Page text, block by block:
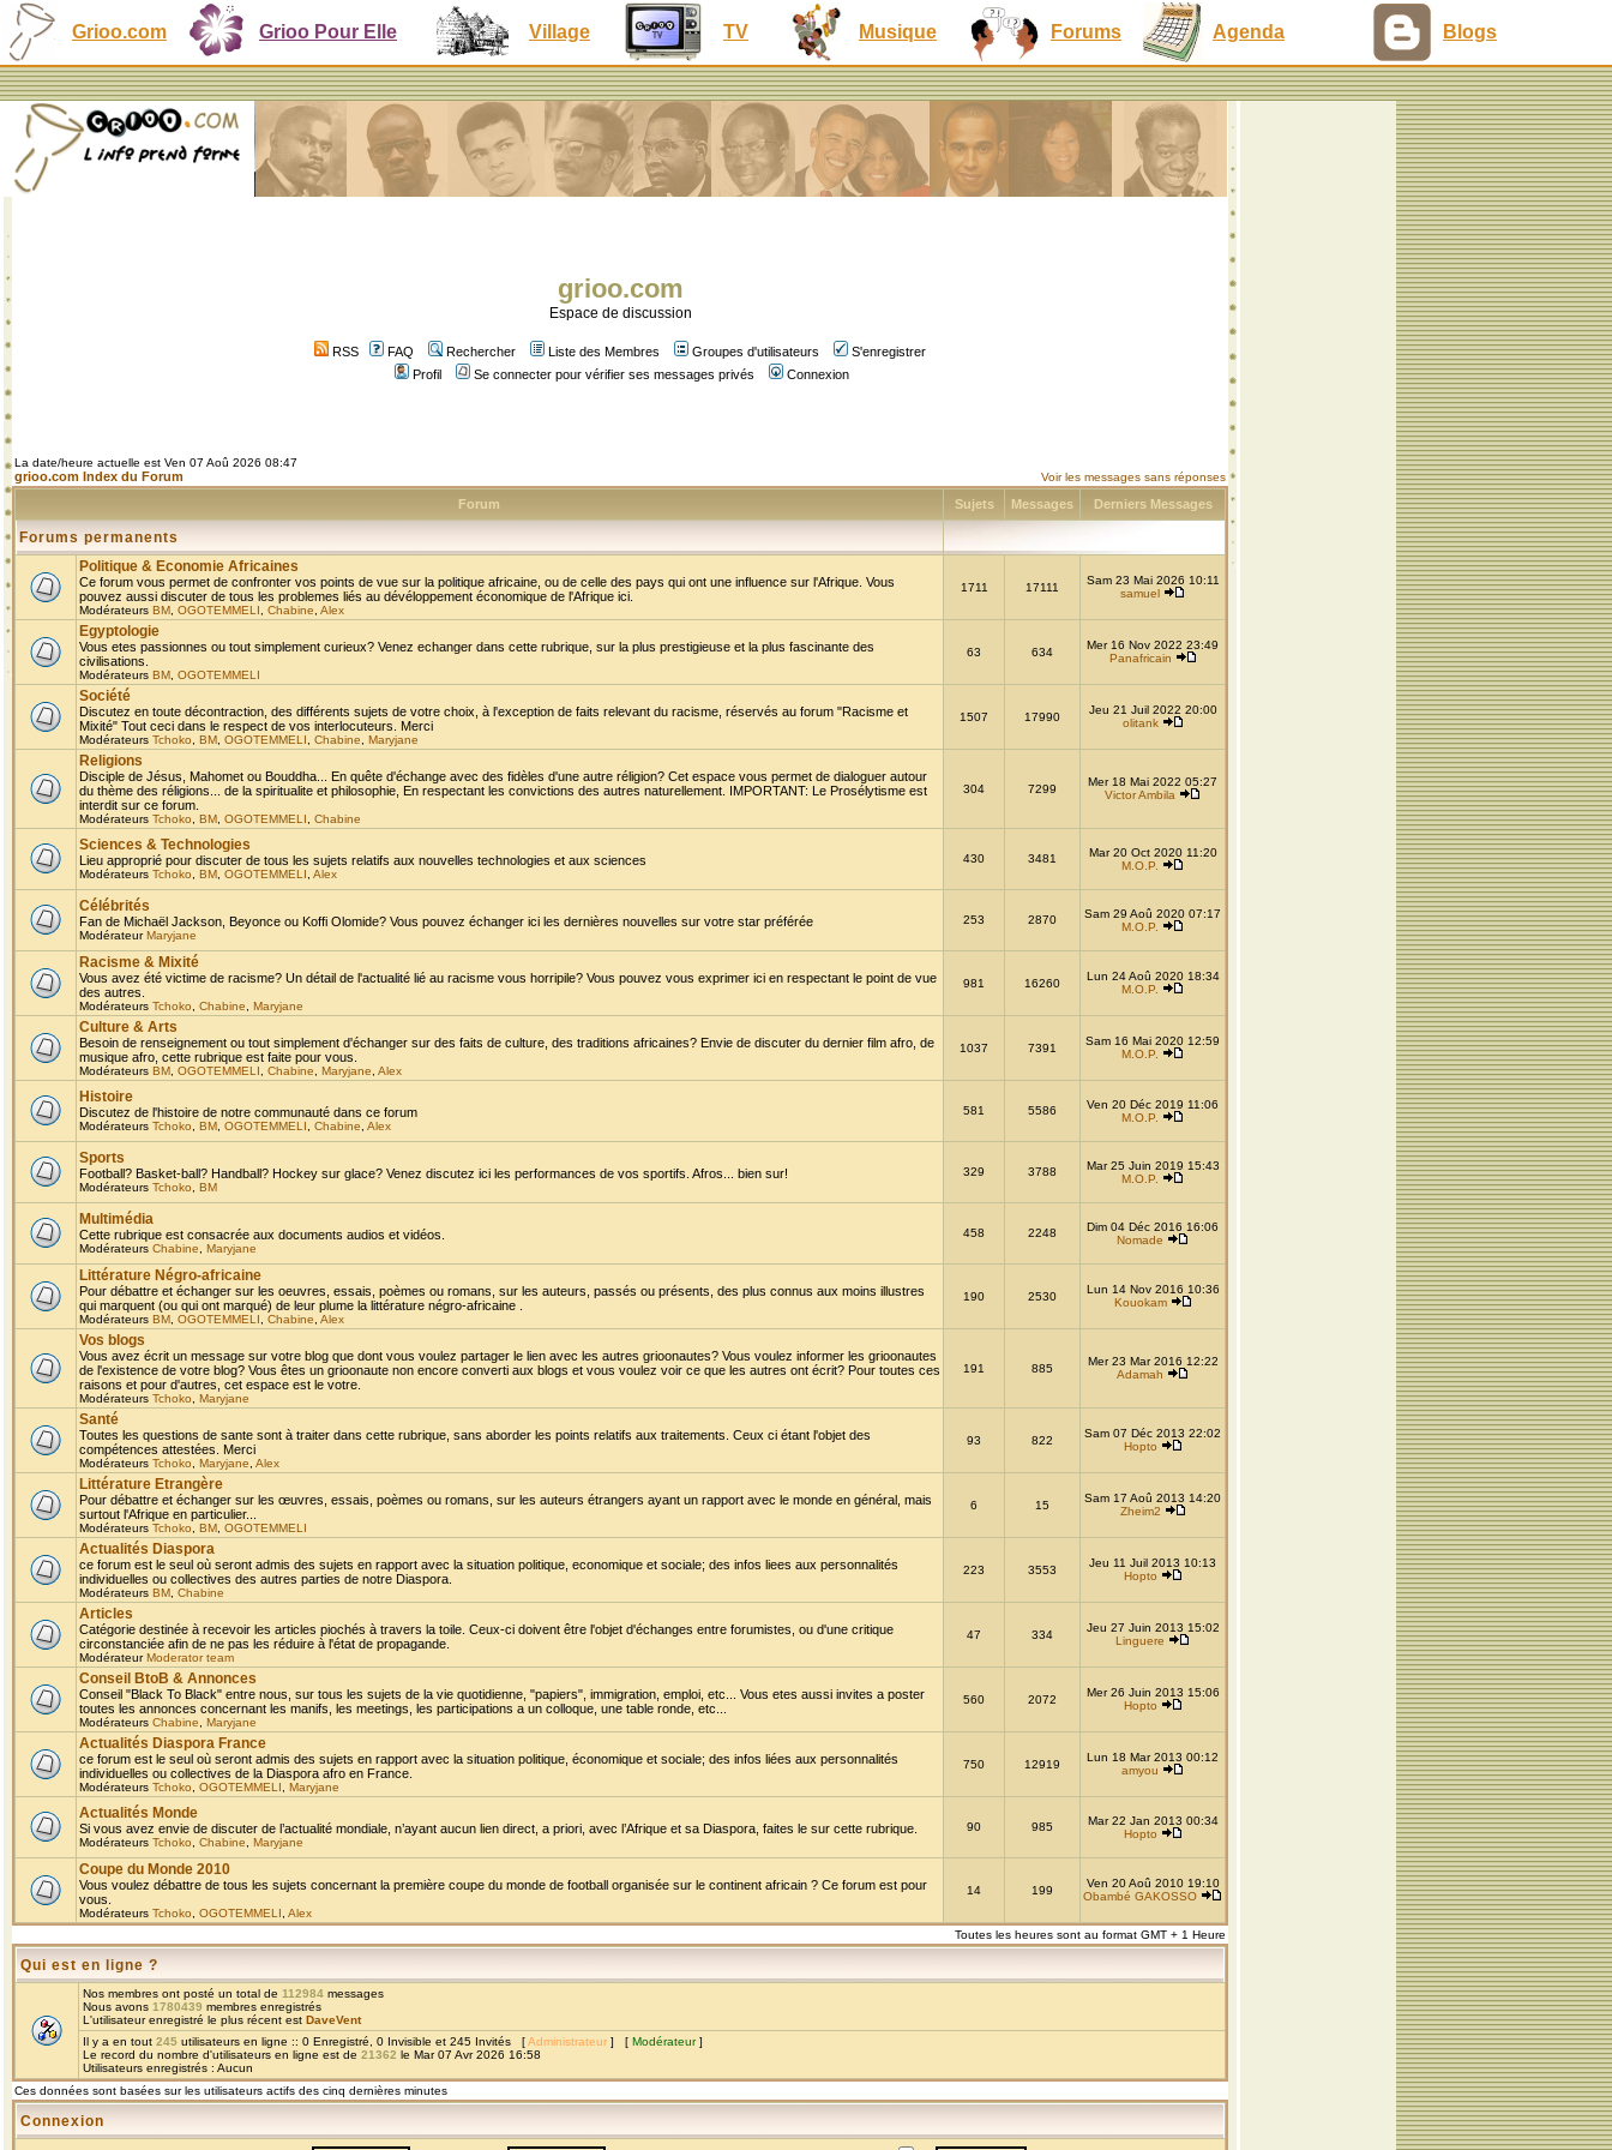
Grioo.com Grioo Pour Elle Village TV Musique Forums Agenda Blogs
grioo.com
Espace de discussion
RSS FAQ Rechercher Liste des Membres Groupes d'utilisateurs
S'enregistrer
Profil
Se connecter pour vérifier ses messages privés Connexion
La date/heure actuelle est Ven 07 Aoû 2026 08:47
grioo.com Index du Forum Voir les messages sans réponses
Forum Sujets Messages Derniers Messages
Forums permanents
Politique & Economie Africaines
Ce forum vous permet de confronter vos points de vue sur la politique africaine, ou de celle des pays qui ont une influence sur l'Afrique. Vous
pouvez aussi discuter de tous les problemes liés au dévéloppement économique de l'Afrique ici.
Modérateurs BM OGOTEMMELI Chabine Alex
1711 17111
Sam 23 Mai 2026 10:11
samuel
Egyptologie
Vous etes passionnes ou tout simplement curieux? Venez echanger dans cette rubrique, sur la plus prestigieuse et la plus fascinante des
civilisations.
Modérateurs BM OGOTEMMELI
63 634
Mer 16 Nov 2022 23:49
Panafricain
Société
Discutez en toute décontraction, des différents sujets de votre choix, à l'exception de faits relevant du racisme, réservés au forum "Racisme et
Mixité" Tout ceci dans le respect de vos interlocuteurs. Merci
Modérateurs Tchoko BM OGOTEMMELI Chabine Maryjane
1507 17990
Jeu 21 Juil 2022 20:00
olitank
Religions
Disciple de Jésus, Mahomet ou Bouddha... En quête d'échange avec des fidèles d'une autre réligion? Cet espace vous permet de dialoguer autour
du thème des réligions... de la spiritualite et philosophie, En respectant les convictions des autres naturellement. IMPORTANT: Le Prosélytisme est
interdit sur ce forum.
Modérateurs Tchoko BM OGOTEMMELI Chabine
304 7299
Mer 18 Mai 2022 05:27
Victor Ambila
Sciences & Technologies
Lieu approprié pour discuter de tous les sujets relatifs aux nouvelles technologies et aux sciences
Modérateurs Tchoko BM OGOTEMMELI Alex
430 3481
Mar 20 Oct 2020 11:20
M.O.P.
Célébrités
Fan de Michaël Jackson, Beyonce ou Koffi Olomide? Vous pouvez échanger ici les dernières nouvelles sur votre star préférée
ModérateurMaryjane
253 2870
Sam 29 Aoû 2020 07:17
M.O.P.
Racisme & Mixité
Vous avez été victime de racisme? Un détail de l'actualité lié au racisme vous horripile? Vous pouvez vous exprimer ici en respectant le point de vue
des autres.
Modérateurs Tchoko Chabine Maryjane
981 16260
Lun 24 Aoû 2020 18:34
M.O.P.
Culture & Arts
Besoin de renseignement ou tout simplement d'échanger sur des faits de culture, des traditions africaines? Envie de discuter du dernier film afro, de
musique afro, cette rubrique est faite pour vous.
Modérateurs BM OGOTEMMELI Chabine Maryjane Alex
1037 7391
Sam 16 Mai 2020 12:59
M.O.P.
Histoire
Discutez de l'histoire de notre communauté dans ce forum
Modérateurs Tchoko BM OGOTEMMELI Chabine Alex
581 5586
Ven 20 Déc 2019 11:06
M.O.P.
Sports
Football? Basket-ball? Handball? Hockey sur glace? Venez discutez ici les performances de vos sportifs. Afros... bien sur!
Modérateurs Tchoko BM
329 3788
Mar 25 Juin 2019 15:43
M.O.P.
Multimédia
Cette rubrique est consacrée aux documents audios et vidéos.
Modérateurs Chabine Maryjane
458 2248
Dim 04 Déc 2016 16:06
Nomade
Littérature Négro-africaine
Pour débattre et échanger sur les oeuvres, essais, poèmes ou romans, sur les auteurs, passés ou présents, des plus connus aux moins illustres
qui marquent (ou qui ont marqué) de leur plume la littérature négro-africaine .
Modérateurs BM OGOTEMMELI Chabine Alex
190 2530
Lun 14 Nov 2016 10:36
Kouokam
Vos blogs
Vous avez écrit un message sur votre blog que dont vous voulez partager le lien avec les autres grioonautes? Vous voulez informer les grioonautes
de l'existence de votre blog? Vous êtes un grioonaute non encore converti aux blogs et vous voulez voir ce que les autres ont écrit? Pour toutes ces
raisons et pour d'autres, cet espace est le votre.
Modérateurs Tchoko Maryjane
191 885
Mer 23 Mar 2016 12:22
Adamah
Santé
Toutes les questions de sante sont à traiter dans cette rubrique, sans aborder les points relatifs aux traitements. Ceux ci étant l'objet des
compétences attestées. Merci
Modérateurs Tchoko Maryjane Alex
93 822
Sam 07 Déc 2013 22:02
Hopto
Littérature Etrangère
Pour débattre et échanger sur les œuvres, essais, poèmes ou romans, sur les auteurs étrangers ayant un rapport avec le monde en général, mais
surtout l'Afrique en particulier...
Modérateurs Tchoko BM OGOTEMMELI
6 15
Sam 17 Aoû 2013 14:20
Zheim2
Actualités Diaspora
ce forum est le seul où seront admis des sujets en rapport avec la situation politique, economique et sociale; des infos liees aux personnalités
individuelles ou collectives des autres parties de notre Diaspora.
Modérateurs BM Chabine
223 3553
Jeu 11 Juil 2013 10:13
Hopto
Articles
Catégorie destinée à recevoir les articles piochés à travers la toile. Ceux-ci doivent être l'objet d'échanges entre forumistes, ou d'une critique
circonstanciée afin de ne pas les réduire à l'état de propagande.
ModérateurModerator team
47 334
Jeu 27 Juin 2013 15:02
Linguere
Conseil BtoB & Annonces
Conseil "Black To Black" entre nous, sur tous les sujets de la vie quotidienne, "papiers", immigration, emploi, etc... Vous etes aussi invites a poster
toutes les annonces concernant les manifs, les meetings, les participations a un colloque, une table ronde, etc...
Modérateurs Chabine Maryjane
560 2072
Mer 26 Juin 2013 15:06
Hopto
Actualités Diaspora France
ce forum est le seul où seront admis des sujets en rapport avec la situation politique, économique et sociale; des infos liées aux personnalités
individuelles ou collectives de la Diaspora afro en France.
Modérateurs Tchoko OGOTEMMELI Maryjane
750 12919
Lun 18 Mar 2013 00:12
amyou
Actualités Monde
Si vous avez envie de discuter de l’actualité mondiale, n’ayant aucun lien direct, a priori, avec l’Afrique et sa Diaspora, faites le sur cette rubrique.
Modérateurs Tchoko Chabine Maryjane
90 985
Mar 22 Jan 2013 00:34
Hopto
Coupe du Monde 2010
Vous voulez débattre de tous les sujets concernant la première coupe du monde de football organisée sur le continent africain ? Ce forum est pour
vous.
Modérateurs Tchoko OGOTEMMELI Alex
14 199
Ven 20 Aoû 2010 19:10
Obambé GAKOSSO
Toutes les heures sont au format GMT + 1 Heure
Qui est en ligne ?
Nos membres ont posté un total de 112984 messages
Nous avons 1780439 membres enregistrés
L'utilisateur enregistré le plus récent est DaveVent
Il y a en tout 245 utilisateurs en ligne :: 0 Enregistré, 0 Invisible et 245 Invités [Administrateur ] [ Modérateur]
Le record du nombre d'utilisateurs en ligne est de 21362 le Mar 07 Avr 2026 16:58
Utilisateurs enregistrés : Aucun
Ces données sont basées sur les utilisateurs actifs des cinq dernières minutes
Connexion